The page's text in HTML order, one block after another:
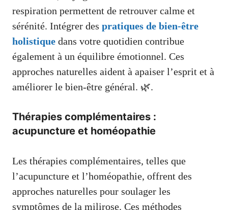
respiration permettent de retrouver calme et
sérénité. Intégrer des pratiques de bien-être
holistique dans votre quotidien contribue
également à un équilibre émotionnel. Ces
approches naturelles aident à apaiser l’esprit et à
améliorer le bien-être général. 🌿.
Thérapies complémentaires :
acupuncture et homéopathie
Les thérapies complémentaires, telles que
l’acupuncture et l’homéopathie, offrent des
approches naturelles pour soulager les
symptômes de la milirose. Ces méthodes